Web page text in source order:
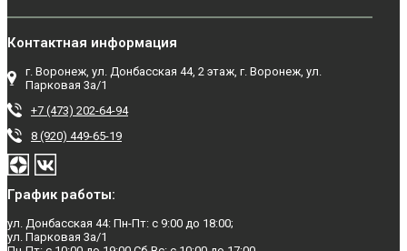
Контактная информация
г. Воронеж, ул. Донбасская 44, 2 этаж, г. Воронеж, ул.
Парковая 3а/1
+7 (473) 202-64-94
8 (920) 449-65-19
График работы:
ул. Донбасская 44: Пн-Пт: с 9:00 до 18:00;
ул. Парковая 3а/1